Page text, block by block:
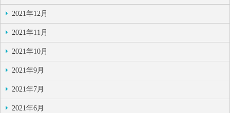
2021年12月
2021年11月
2021年10月
2021年9月
2021年7月
2021年6月